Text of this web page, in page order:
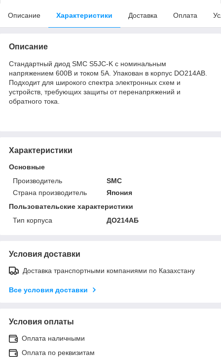
Описание Характеристики Доставка Оплата
Описание
Стандартный диод SMC S5JC-K с номинальным
напряжением 600В и током 5А. Упакован в корпус DO214AB.
Подходит для широкого спектра электронных схем и
устройств, требующих защиты от перенапряжений и
обратного тока.
Характеристики
Основные
Производитель
SMC
Страна производитель
Япония
Пользовательские характеристики
Тип корпуса
ДО214АБ
Условия доставки
Доставка транспортными компаниями по Казахстану
Все условия доставки
Условия оплаты
Оплата наличными
Оплата по реквизитам